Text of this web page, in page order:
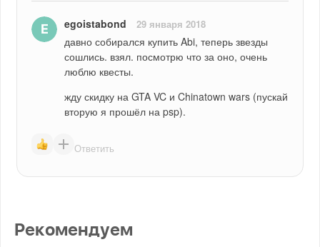
egoistabond 29 января 2018
давно собирался купить Abi, теперь звезды
сошлись. взял. посмотрю что за оно, очень
люблю квесты.
жду скидку на GTA VC и Chinatown wars (пускай
вторую я прошёл на psp).
Ответить
Рекомендуем